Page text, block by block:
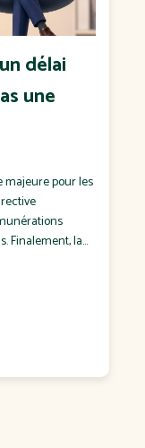
délai
une
majeure pour les
Finalement, la